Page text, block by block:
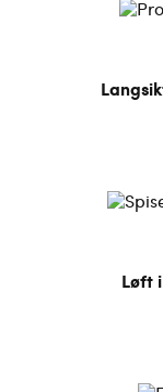
Løft